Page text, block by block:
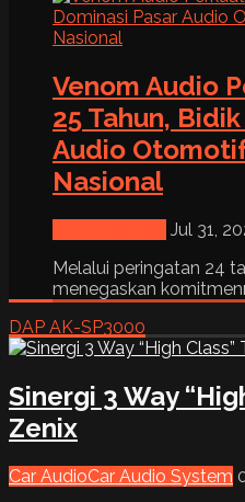
Venom Audio
25 Tahun,
Audio
Nasional
Jul 31,
Melalui peringatan 24
menegaskan
DAP AK-SP3000
Sinergi 3 Way
Zenix
Car AudioCar Audio System